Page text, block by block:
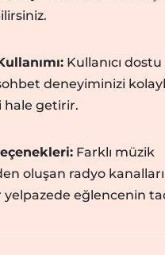
Kullanıcı
deneyiminizi
hale getirir.
Farklı müzik
oluşan radyo
eğlencenin